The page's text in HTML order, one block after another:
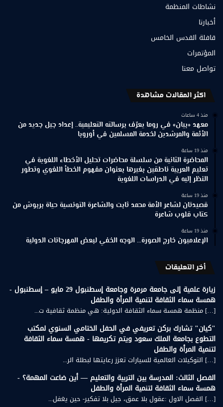
نشاطات المنظمة
أخبارنا
قافلة القدس الخامس
المؤتمرات
تواصل معنا
اكثر المقالات مشاهدة
منذ 4 ساعات
معهد «بيان» في روما يعرّف برسالته التعليمية.. إعداد جيل جديد من
الأئمة والمرشدين لخدمة المسلمين في أوروبا
منذ 19 ساعة
المحاضرة الثانية من سلسلة محاضرات تحليل الأخطاء اللغوية في
تعليم العربية ناطقين بغيرها بعنوان مفهوم الخطأ اللغوي وتطور
النظر إليه في الدراسات اللغوية
منذ 19 ساعة
قصيدتان لشاعر الأمة محمد ثابت والشاعرة التونسية حياة بربوش من
كتاب قلوب شاعرة
منذ 19 ساعة
الإعلاميون خارج الصورة… الوجه الخفي لبعض المهرجانات الدولية
أخر التعليقات
زيارة علمية إلى جامعة مرمرة وجامعة إسطنبول 29 مايو – إسطنبول -
همسة سماء الثقافة لتنمية المرأة والطفل
[…] منظمة همسة سماء الثقافة الدولية: هي منظمة ثقافية ت...
"كيان" تشارك بركن تعريفي في الحفل الختامي السنوي لمكتب
التطوع بجامعة الملك سعود ويتم تكريمها - همسة سماء الثقافة
لتنمية المرأة والطفل
[…] التوكيلات العالمية للسيارات تعزز رعايتها لبطلة الر...
الفصل الثالث: المدرسة بين التربية والتعليم — أين ضاعت المهمة؟ -
همسة سماء الثقافة لتنمية المرأة والطفل
[…] الفصل الاول :عقول بلا عمق، جيل بلا تفكير- حين يغفل...